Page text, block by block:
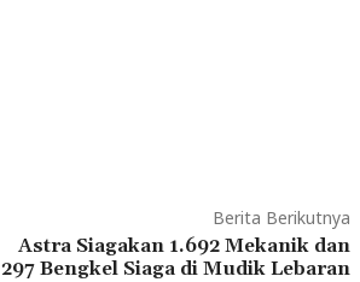
Berita Berikutnya
Astra Siagakan 1.692 Mekanik dan
297 Bengkel Siaga di Mudik Lebaran